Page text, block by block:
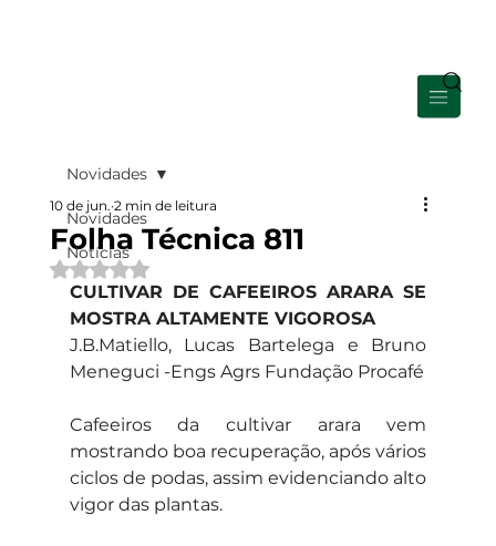
Novidades
Notícias
Novidades
Folha Técnica 811
10 de jun. 2 min de leitura
Avaliado com NaN de 5 estrelas.
CULTIVAR DE CAFEEIROS ARARA SE
MOSTRA ALTAMENTE VIGOROSA
J.B.Matiello, Lucas Bartelega e Bruno
Meneguci -Engs Agrs Fundação Procafé
Cafeeiros da cultivar arara vem
mostrando boa recuperação, após vários
ciclos de podas, assim evidenciando alto
vigor das plantas.